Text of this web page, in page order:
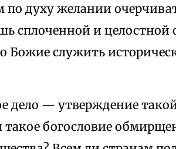
по духу желании
сплоченной и целостной
Божие служить
дело — утверждение
такое богословие